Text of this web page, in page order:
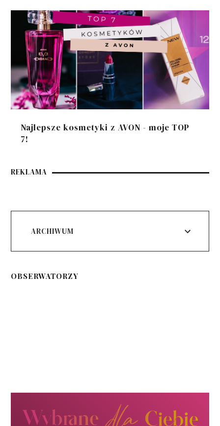
Najlepsze kosmetyki z AVON - moje TOP
7!
REKLAMA
ARCHIWUM
OBSERWATORZY